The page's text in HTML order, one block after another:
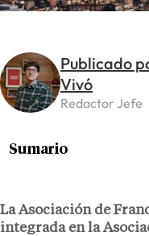
Publicado
Vivó
Redactor Jefe
La Asociación de
integrada en la
Sumario